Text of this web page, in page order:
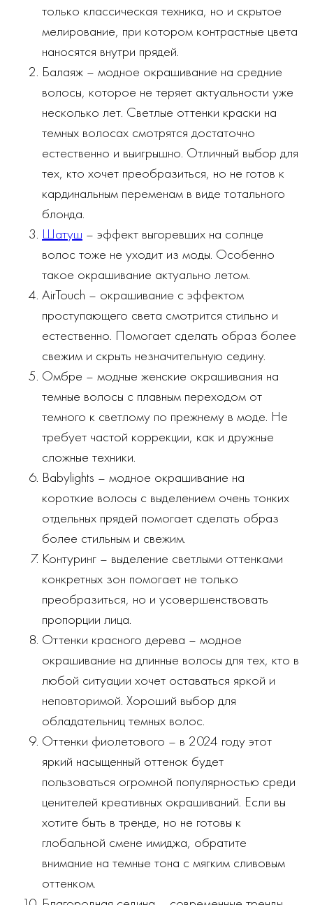
только классическая техника, но и скрытое
мелирование, при котором контрастные цвета
наносятся внутри прядей.
Балаяж – модное окрашивание на средние
волосы, которое не теряет актуальности уже
несколько лет. Светлые оттенки краски на
темных волосах смотрятся достаточно
естественно и выигрышно. Отличный выбор для
тех, кто хочет преобразиться, но не готов к
кардинальным переменам в виде тотального
блонда.
Шатуш – эффект выгоревших на солнце
волос тоже не уходит из моды. Особенно
такое окрашивание актуально летом.
AirTouch – окрашивание с эффектом
проступающего света смотрится стильно и
естественно. Помогает сделать образ более
свежим и скрыть незначительную седину.
Омбре – модные женские окрашивания на
темные волосы с плавным переходом от
темного к светлому по прежнему в моде. Не
требует частой коррекции, как и дружные
сложные техники.
Babylights – модное окрашивание на
короткие волосы с выделением очень тонких
отдельных прядей помогает сделать образ
более стильным и свежим.
Контуринг – выделение светлыми оттенками
конкретных зон помогает не только
преобразиться, но и усовершенствовать
пропорции лица.
Оттенки красного дерева – модное
окрашивание на длинные волосы для тех, кто в
любой ситуации хочет оставаться яркой и
неповторимой. Хороший выбор для
обладательниц темных волос.
Оттенки фиолетового – в 2024 году этот
яркий насыщенный оттенок будет
пользоваться огромной популярностью среди
ценителей креативных окрашиваний. Если вы
хотите быть в тренде, но не готовы к
глобальной смене имиджа, обратите
внимание на темные тона с мягким сливовым
оттенком.